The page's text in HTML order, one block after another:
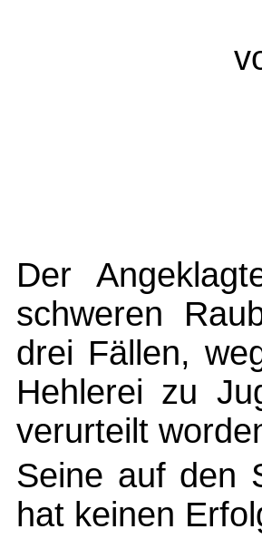
Der
schweren
drei Fällen,
Hehlerei zu
verurteilt
Seine auf den
hat keinen